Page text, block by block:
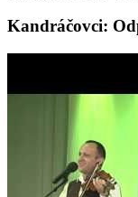
Kandráčovci: